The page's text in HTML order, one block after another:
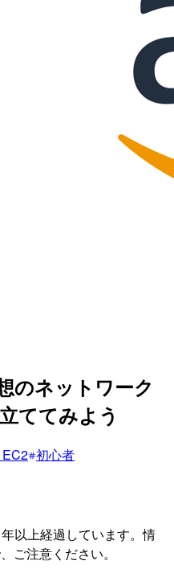
のネットワーク
ててみよう
初心者
以上経過しています。情
ご注意ください。